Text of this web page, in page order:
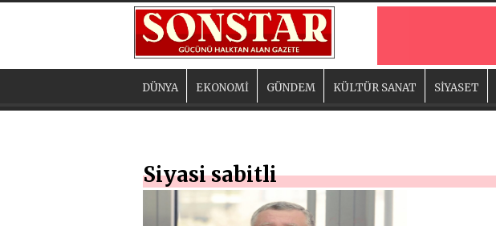
DÜNYA EKONOMİ GÜNDEM KÜLTÜR SANAT SİYASET
Siyasi sabitli